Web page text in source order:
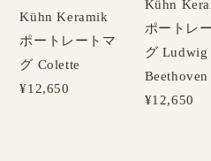
Kühn Keramik
ポートレートマ
グ Colette
¥12,650
Kühn
ポートレ
グ Ludwig
Beethoven
¥12,650